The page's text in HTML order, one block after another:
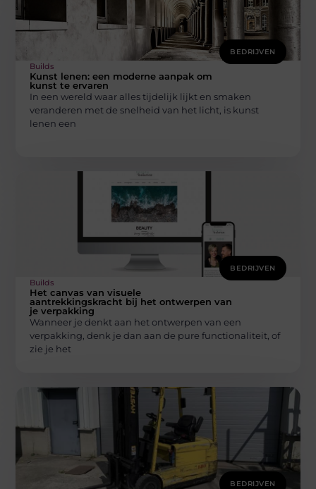
BEDRIJVEN
Builds
Kunst lenen: een moderne aanpak om
kunst te ervaren
In een wereld waar alles tijdelijk lijkt en smaken
veranderen met de snelheid van het licht, is kunst
lenen een
BEDRIJVEN
Builds
Het canvas van visuele
aantrekkingskracht bij het ontwerpen van
je verpakking
Wanneer je denkt aan het ontwerpen van een
verpakking, denk je dan aan de pure functionaliteit, of
zie je het
BEDRIJVEN